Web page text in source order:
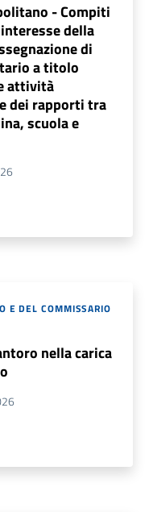
- Compiti
della
di
a titolo
attività
dei rapporti tra
scuola e
E DEL COMMISSARIO
nella carica